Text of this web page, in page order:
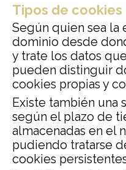
Tipos de cookies
Según quien sea
dominio desde
y trate los datos
pueden distinguir
cookies propias y
Existe también una
según el plazo de
almacenadas en el
pudiendo tratarse
cookies